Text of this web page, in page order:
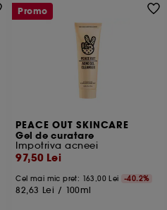
PEACE OUT SKINCARE
Gel de curatare
Impotriva acneei
97,50 Lei
Cel mai mic pret: 163,00 Lei -40.2%
82,63 Lei / 100ml
Promo